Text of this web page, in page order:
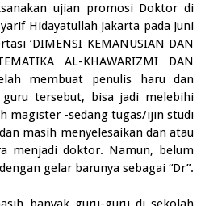
ujian promosi Doktor di
Hidayatullah Jakarta pada Juni
‘DIMENSI KEMANUSIAN DAN
AL-KHAWARIZMI DAN
membuat penulis haru dan
tersebut, bisa jadi melebihi
magister -sedang tugas/ijin studi
masih menyelesaikan dan atau
menjadi doktor. Namun, belum
gelar barunya sebagai “Dr”.